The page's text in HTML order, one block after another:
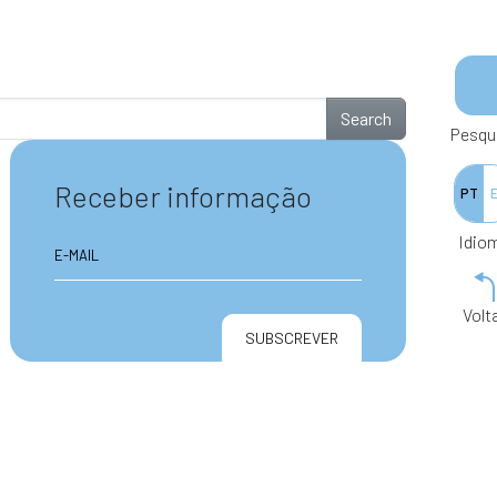
Search
Receber informação PT